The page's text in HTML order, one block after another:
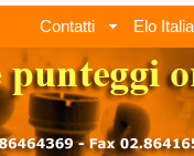
Contatti Elo Italia